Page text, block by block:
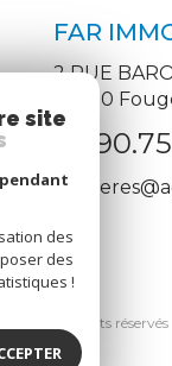
FAR
2 RUE
35300
| Tous droits réservés
site
des
des
!